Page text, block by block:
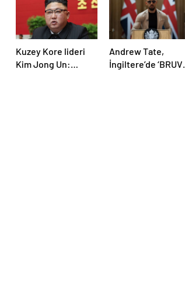
Kuzey Kore lideri
Kim Jong Un:
Andrew Tate,
İngiltere’de ‘BRUV’